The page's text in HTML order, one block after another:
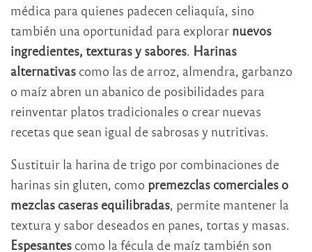
médica para quienes padecen celiaquía, sino
también una oportunidad para explorar nuevos
ingredientes, texturas y sabores. Harinas
alternativas como las de arroz, almendra, garbanzo
o maíz abren un abanico de posibilidades para
reinventar platos tradicionales o crear nuevas
recetas que sean igual de sabrosas y nutritivas.
Sustituir la harina de trigo por combinaciones de
harinas sin gluten, como premezclas comerciales o
mezclas caseras equilibradas, permite mantener la
textura y sabor deseados en panes, tortas y masas.
Espesantes como la fécula de maíz también son